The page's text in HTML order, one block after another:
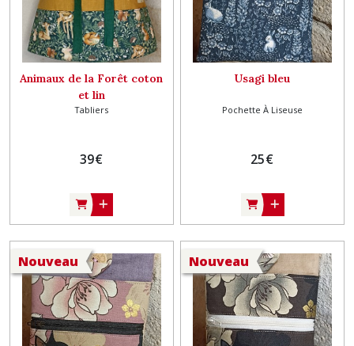
Animaux de la Forêt coton
et lin
Tabliers
39€
Usagi bleu
Pochette À Liseuse
25€
Nouveau Nouveau